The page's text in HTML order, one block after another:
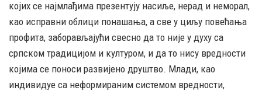
којих се најмлађима презентују насиље, нерад и неморал,
као исправни облици понашања, а све у циљу повећања
профита, заборављајући свесно да то није у духу са
српском традицијом и културом, и да то нису вредности
којима се поноси развијено друштво. Млади, као
индивидуе са неформираним системом вредности,